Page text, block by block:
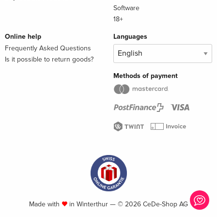
Software
18+
Online help
Frequently Asked Questions
Is it possible to return goods?
Languages
Methods of payment
Made with in Winterthur — © 2026 CeDe-Shop AG